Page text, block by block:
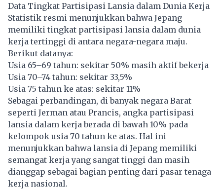
Data Tingkat Partisipasi Lansia dalam Dunia Kerja
Statistik resmi menunjukkan bahwa Jepang
memiliki tingkat partisipasi lansia dalam dunia
kerja tertinggi di antara negara-negara maju.
Berikut datanya:
Usia 65–69 tahun: sekitar 50% masih aktif bekerja
Usia 70–74 tahun: sekitar 33,5%
Usia 75 tahun ke atas: sekitar 11%
Sebagai perbandingan, di banyak negara Barat
seperti Jerman atau Prancis, angka partisipasi
lansia dalam kerja berada di bawah 10% pada
kelompok usia 70 tahun ke atas. Hal ini
menunjukkan bahwa lansia di Jepang memiliki
semangat kerja yang sangat tinggi dan masih
dianggap sebagai bagian penting dari pasar tenaga
kerja nasional.